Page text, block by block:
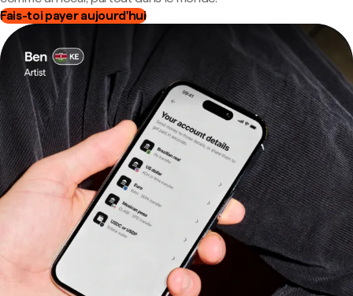
Fais-toi payer aujourd'hui